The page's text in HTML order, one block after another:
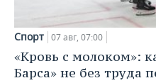
Спорт 07 авг, 07:00
«Кровь с молоком»:
Барса» не без труда